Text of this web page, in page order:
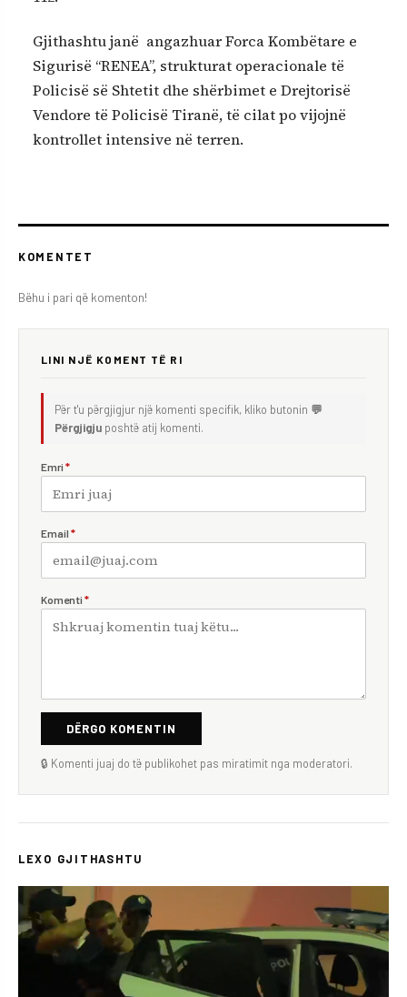
Gjithashtu janë angazhuar Forca Kombëtare e
Sigurisë “RENEA”, strukturat operacionale të
Policisë së Shtetit dhe shërbimet e Drejtorisë
Vendore të Policisë Tiranë, të cilat po vijojnë
kontrollet intensive në terren.
KOMENTET
Bëhu i pari që komenton!
LINI NJË KOMENT TË RI
Për t'u përgjigjur një komenti specifik, kliko butonin 💬
Përgjigju poshtë atij komenti.
Emri *
Email *
Komenti *
DËRGO KOMENTIN
🔒 Komenti juaj do të publikohet pas miratimit nga moderatori.
LEXO GJITHASHTU